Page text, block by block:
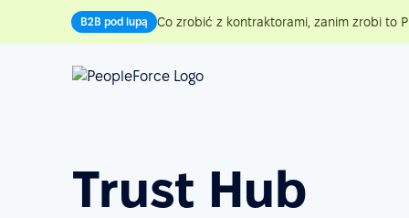
B2B pod lupą Co zrobić z kontraktorami, zanim zrobi to
Trust Hub